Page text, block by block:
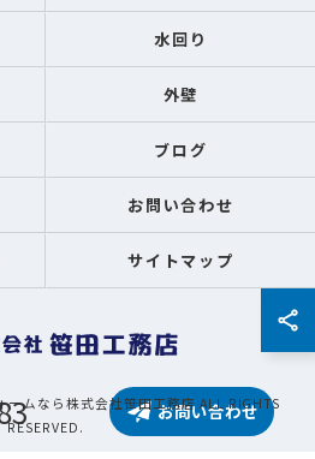
お問い合わせ
水回り
外壁
ブログ
お問い合わせ
サイトマップ
ムなら株式会社笹田工務店 ALL RIGHTS
RESERVED.